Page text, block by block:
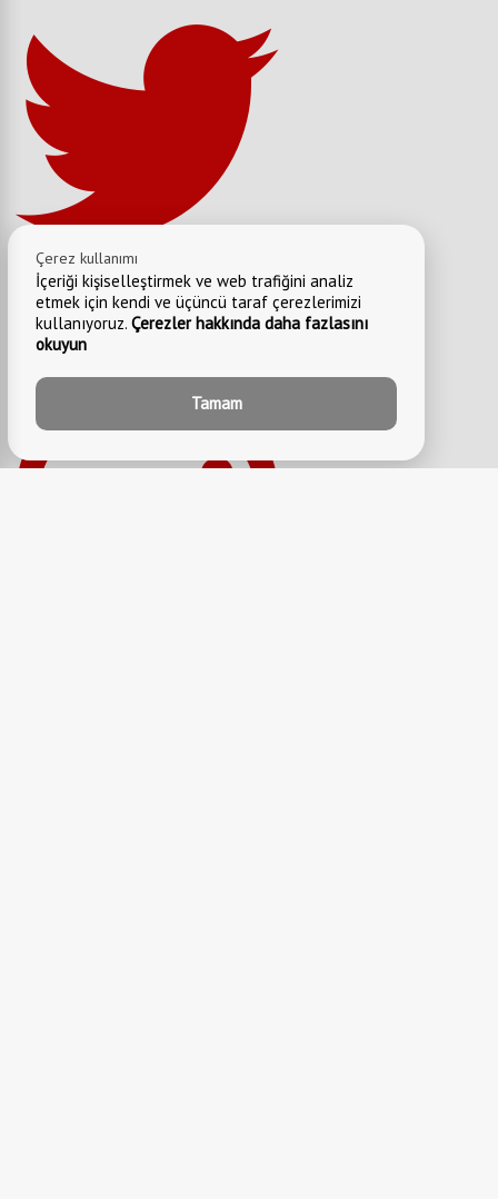
Çerez kullanımı
İçeriği kişiselleştirmek ve web trafiğini analiz
etmek için kendi ve üçüncü taraf çerezlerimizi
kullanıyoruz. Çerezler hakkında daha fazlasını
okuyun
Tamam